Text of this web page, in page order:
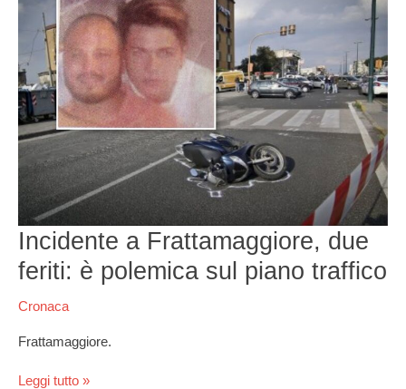
Incidente a Frattamaggiore, due
feriti: è polemica sul piano traffico
Cronaca
Frattamaggiore.
a
Frattamaggiore,
feriti:
è
polemica
sul
piano
traffico
Leggi tutto »